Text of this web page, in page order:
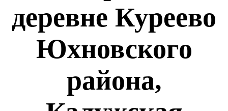
деревне Куреево
Юхновского
района,